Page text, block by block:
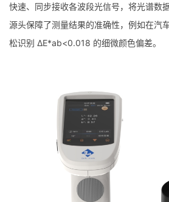
快速、同步接收各波段光信号，将光谱数
源头保障了测量结果的准确性，例如在汽
松识别 ΔE*ab<0.018 的细微颜色偏差。